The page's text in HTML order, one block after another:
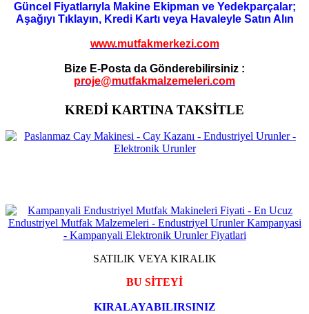
Güncel Fiyatlarıyla Makine Ekipman ve Yedekparçalar;
Aşağıyı Tıklayın, Kredi Kartı veya Havaleyle Satın Alın
www.mutfakmerkezi.com
Bize E-Posta da Gönderebilirsiniz :
proje@mutfakmalzemeleri.com
KREDİ KARTINA TAKSİTLE
SATILIK VEYA KIRALIK
BU SİTEYİ
KIRALAYABILIRSINIZ